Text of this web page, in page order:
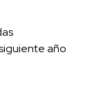
año